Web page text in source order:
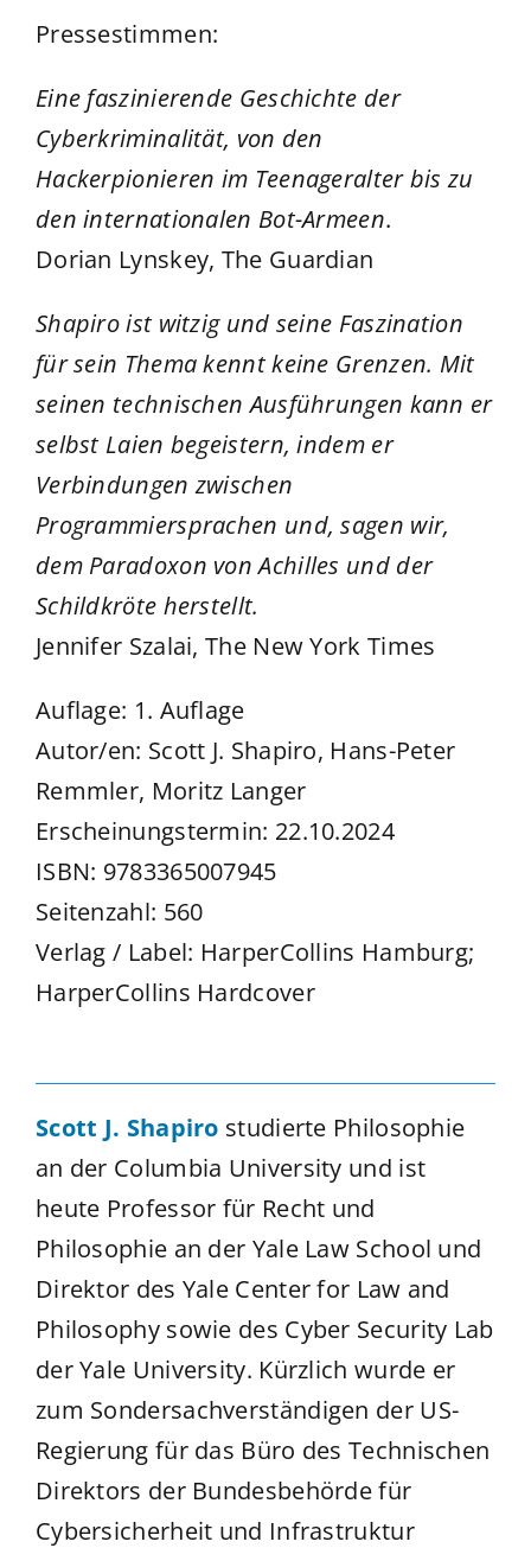
Pressestimmen:
Eine faszinierende Geschichte der
Cyberkriminalität, von den
Hackerpionieren im Teenageralter bis zu
den internationalen Bot-Armeen.
Dorian Lynskey, The Guardian
Shapiro ist witzig und seine Faszination
für sein Thema kennt keine Grenzen. Mit
seinen technischen Ausführungen kann er
selbst Laien begeistern, indem er
Verbindungen zwischen
Programmiersprachen und, sagen wir,
dem Paradoxon von Achilles und der
Schildkröte herstellt.
Jennifer Szalai, The New York Times
Auflage: 1. Auflage
Autor/en: Scott J. Shapiro, Hans-Peter
Remmler, Moritz Langer
Erscheinungstermin: 22.10.2024
ISBN: 9783365007945
Seitenzahl: 560
Verlag / Label: HarperCollins Hamburg;
HarperCollins Hardcover
Scott J. Shapiro studierte Philosophie
an der Columbia University und ist
heute Professor für Recht und
Philosophie an der Yale Law School und
Direktor des Yale Center for Law and
Philosophy sowie des Cyber Security Lab
der Yale University. Kürzlich wurde er
zum Sondersachverständigen der US-
Regierung für das Büro des Technischen
Direktors der Bundesbehörde für
Cybersicherheit und Infrastruktur